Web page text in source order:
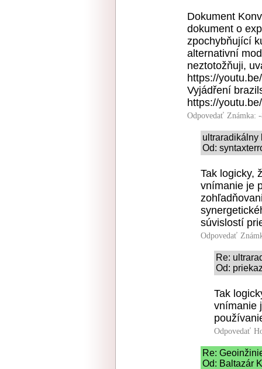
Dokument
dokument o
zpochybňující
alternativní
neztotožňuji,
https://
Vyjádření
https://
Odpovedať Známka:
ultraradikálny
Od:
Tak logicky,
vnímanie je
súvislostí
Odpovedať
Re:
Od:
Tak
vnímanie
Odpovedať
Re:
Od: Baltazár